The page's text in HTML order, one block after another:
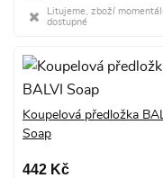
Litujeme, zboží
dostupné
Koupelová předložka
Soap
442 Kč